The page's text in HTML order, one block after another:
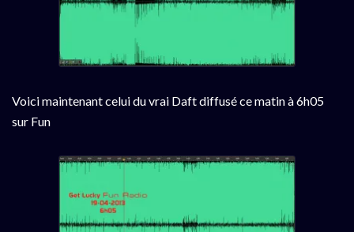
Voici maintenant celui du vrai Daft diffusé ce matin à 6h05
sur Fun